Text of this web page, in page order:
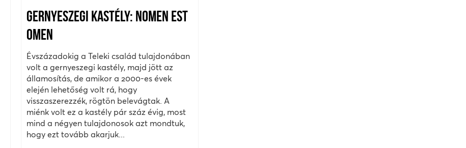
GERNYESZEGI KASTÉLY: NOMEN EST
OMEN
Évszázadokig a Teleki család tulajdonában
volt a gernyeszegi kastély, majd jött az
államosítás, de amikor a 2000-es évek
elején lehetőség volt rá, hogy
visszaszerezzék, rögtön belevágtak. A
miénk volt ez a kastély pár száz évig, most
mind a négyen tulajdonosok azt mondtuk,
hogy ezt tovább akarjuk...